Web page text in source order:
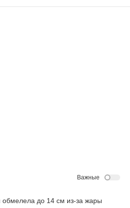
Важные
до 14 см из-за жары